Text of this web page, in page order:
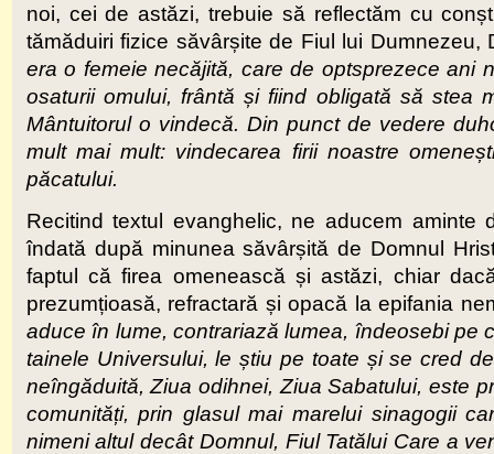
noi, cei de astăzi, trebuie să reflectăm cu
tămăduiri fizice săvârșite de Fiul lui
era o femeie necăjită, care de optsprezece ani
osaturii omului, frântă și fiind obligată să stea
Mântuitorul o vindecă. Din punct de vedere
mult mai mult: vindecarea firii noastre omene
păcatului.
Recitind textul evanghelic, ne aducem aminte
îndată după minunea săvârșită de Domnul
faptul că firea omenească și astăzi, chiar
prezumțioasă, refractară și opacă la epifania
aduce în lume, contrariază lumea, îndeosebi pe
tainele Universului, le știu pe toate și se cred
neîngăduită, Ziua odihnei, Ziua Sabatului, este
comunități, prin glasul mai marelui sinagogii
nimeni altul decât Domnul, Fiul Tatălui Care a